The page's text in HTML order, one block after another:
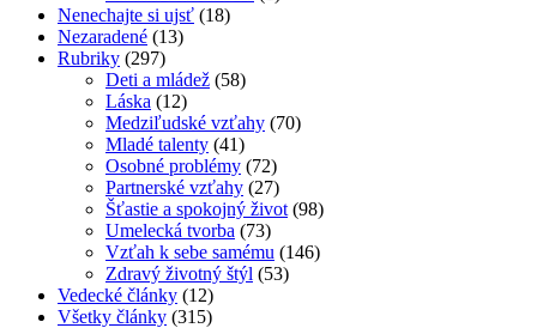
Nenechajte si ujsť (18)
Nezaradené (13)
Rubriky (297)
Deti a mládež (58)
Láska (12)
Medziľudské vzťahy (70)
Mladé talenty (41)
Osobné problémy (72)
Partnerské vzťahy (27)
Šťastie a spokojný život (98)
Umelecká tvorba (73)
Vzťah k sebe samému (146)
Zdravý životný štýl (53)
Vedecké články (12)
Všetky články (315)